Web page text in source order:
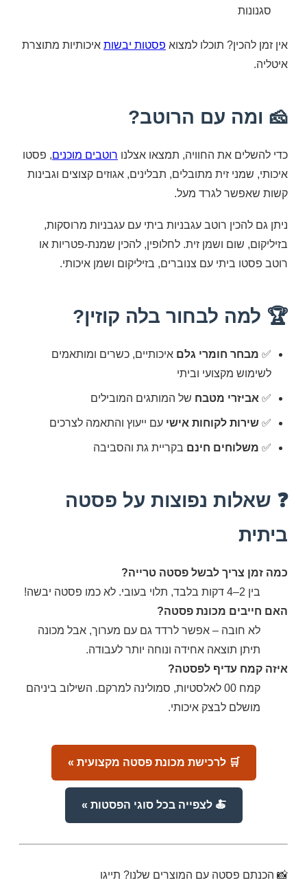
סגנונות
אין זמן להכין? תוכלו למצוא פסטות יבשות איכותיות מתוצרת
איטליה.
🧀 ומה עם הרוטב?
כדי להשלים את החוויה, תמצאו אצלנו רוטבים מוכנים, פסטו
איכותי, שמני זית מתובלים, תבלינים, אגוזים קצוצים וגבינות
קשות שאפשר לגרד מעל.
ניתן גם להכין רוטב עגבניות ביתי עם עגבניות מרוסקות,
בזיליקום, שום ושמן זית. לחלופין, להכין שמנת-פטריות או
רוטב פסטו ביתי עם צנוברים, בזיליקום ושמן איכותי.
🏆 למה לבחור בלה קוזין?
✅ מבחר חומרי גלם איכותיים, כשרים ומותאמים
לשימוש מקצועי וביתי
✅ אביזרי מטבח של המותגים המובילים
✅ שירות לקוחות אישי עם ייעוץ והתאמה לצרכים
✅ משלוחים חינם בקריית גת והסביבה
❓ שאלות נפוצות על פסטה
ביתית
כמה זמן צריך לבשל פסטה טרייה?
בין 2–4 דקות בלבד, תלוי בעובי. לא כמו פסטה יבשה!
האם חייבים מכונת פסטה?
לא חובה – אפשר לרדד גם עם מערוך, אבל מכונה
תיתן תוצאה אחידה ונוחה יותר לעבודה.
איזה קמח עדיף לפסטה?
קמח 00 לאלסטיות, סמולינה למרקם. השילוב ביניהם
מושלם לבצק איכותי.
🛒 לרכישת מכונת פסטה מקצועית »
🍝 לצפייה בכל סוגי הפסטות »
📸 הכנתם פסטה עם המוצרים שלנו? תייגו